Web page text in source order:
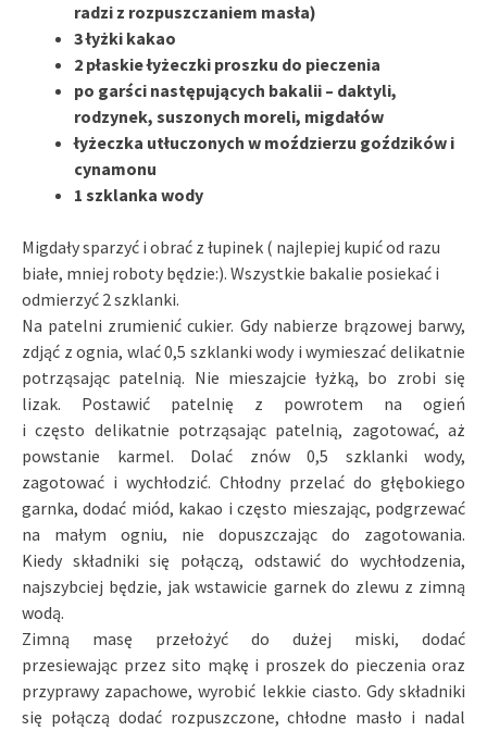
radzi z rozpuszczaniem masła)
3 łyżki kakao
2 płaskie łyżeczki proszku do pieczenia
po garści następujących bakalii – daktyli,
rodzynek, suszonych moreli, migdałów
łyżeczka utłuczonych w moździerzu goździków i
cynamonu
1 szklanka wody
Migdały sparzyć i obrać z łupinek ( najlepiej kupić od razu
białe, mniej roboty będzie:). Wszystkie bakalie posiekać i
odmierzyć 2 szklanki.
Na patelni zrumienić cukier. Gdy nabierze brązowej barwy,
zdjąć z ognia, wlać 0,5 szklanki wody i wymieszać delikatnie
potrząsając patelnią. Nie mieszajcie łyżką, bo zrobi się
lizak. Postawić patelnię z powrotem na ogień
i często delikatnie potrząsając patelnią, zagotować, aż
powstanie karmel. Dolać znów 0,5 szklanki wody,
zagotować i wychłodzić. Chłodny przelać do głębokiego
garnka, dodać miód, kakao i często mieszając, podgrzewać
na małym ogniu, nie dopuszczając do zagotowania.
Kiedy składniki się połączą, odstawić do wychłodzenia,
najszybciej będzie, jak wstawicie garnek do zlewu z zimną
wodą.
Zimną masę przełożyć do dużej miski, dodać
przesiewając przez sito mąkę i proszek do pieczenia oraz
przyprawy zapachowe, wyrobić lekkie ciasto. Gdy składniki
się połączą dodać rozpuszczone, chłodne masło i nadal